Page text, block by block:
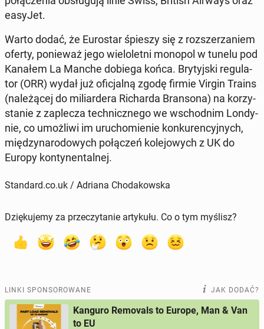
easyJet.
Warto dodać, że Eu­ro­star śpieszy się z roz­sze­rza­niem
oferty, po­nie­waż jego wie­lo­let­ni monopol w tunelu pod
Kanałem La Manche dobiega końca. Bry­tyj­ski re­gu­la­
tor (ORR) wydał już ofi­cjal­ną zgodę firmie Virgin Trains
(na­le­żą­cej do mi­liar­de­ra Ri­char­da Bran­so­na) na ko­rzy­
sta­nie z za­ple­cza tech­nicz­ne­go we wschod­nim Lon­dy­
nie, co umoż­li­wi im uru­cho­mie­nie kon­ku­ren­cyj­nych,
mię­dzy­na­ro­do­wych po­łą­czeń ko­le­jo­wych z UK do
Europy kon­ty­nen­tal­nej.
Standard.co.uk / Adriana Chodakowska
Dziękujemy za przeczytanie artykułu. Co o tym myślisz?
LINKI SPONSOROWANE JAK DODAĆ?
Kanguro Removals to Europe, Man & Van
to EU